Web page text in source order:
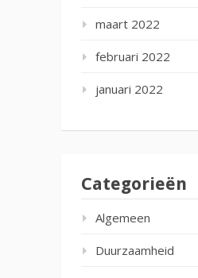
maart 2022
februari 2022
januari 2022
Categorieën
Algemeen
Duurzaamheid